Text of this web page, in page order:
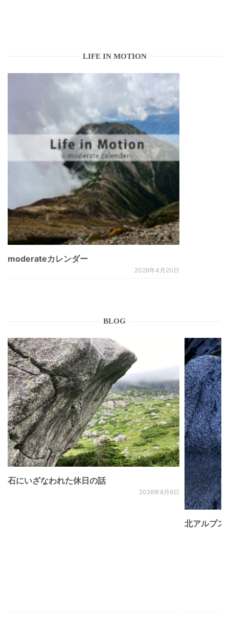
LIFE IN MOTION
moderateカレンダー
2026年4月20日
BLOG
石にいざなわれた休日の話
2026年8月6日
北アルプ